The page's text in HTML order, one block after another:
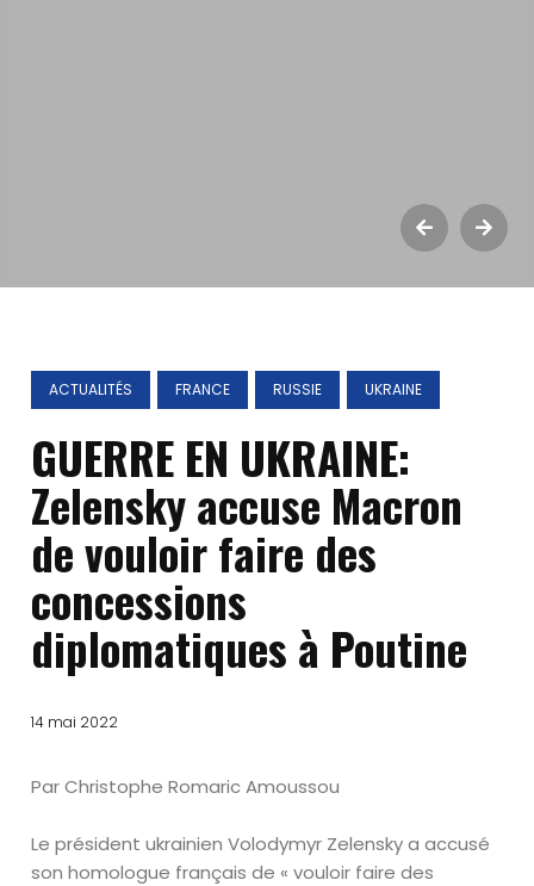
ACTUALITÉS FRANCE RUSSIE UKRAINE
GUERRE EN UKRAINE:
Zelensky accuse Macron
de vouloir faire des
concessions
diplomatiques à Poutine
14 mai 2022
Par Christophe Romaric Amoussou
Le président ukrainien Volodymyr Zelensky a accusé
son homologue français de « vouloir faire des